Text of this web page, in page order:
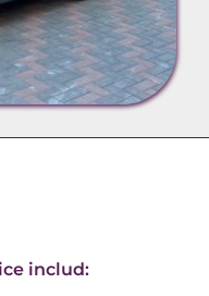
includ: